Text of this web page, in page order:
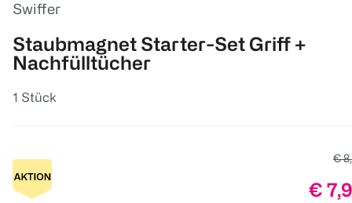
Swiffer
Staubmagnet Starter-Set Griff +
Nachfülltücher
1 Stück
€
€